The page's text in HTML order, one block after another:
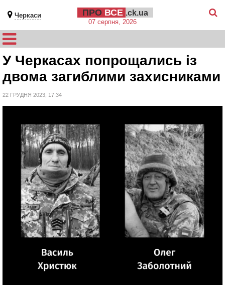
Черкаси ПРО ВСЕ .ck.ua
07 серпня, 2026
У Черкасах попрощались із
двома загиблими захисниками
22 ГРУДНЯ 2023, 17:34